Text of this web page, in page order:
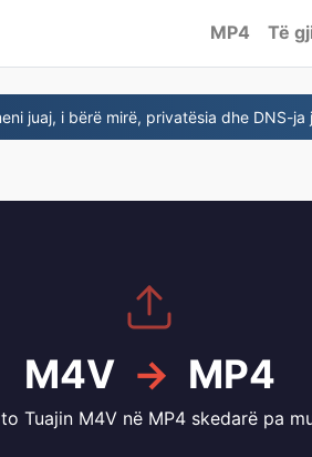
MP4 Të
juaj, i bërë mirë, privatësia dhe DNS-ja
M4V → MP4
Tuajin M4V në MP4 skedarë pa